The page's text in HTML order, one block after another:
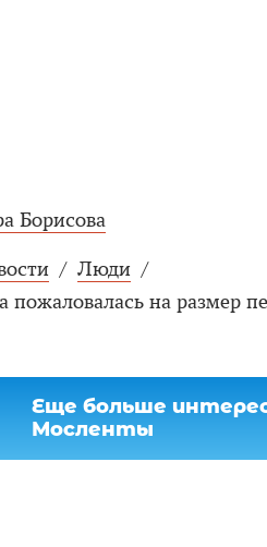
Борисова
/ Люди /
пожаловалась на размер
Еще больше
Мосленты